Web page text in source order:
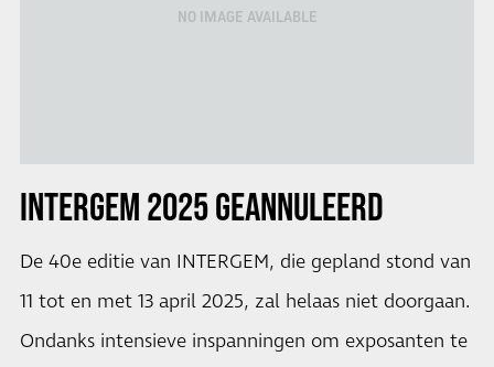
NO IMAGE AVAILABLE
INTERGEM 2025 GEANNULEERD
De 40e editie van INTERGEM, die gepland stond van
11 tot en met 13 april 2025, zal helaas niet doorgaan.
Ondanks intensieve inspanningen om exposanten te